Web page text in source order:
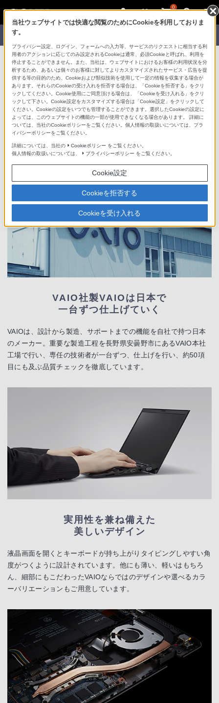
0
VAIOには、
選ばれる理由がある。
＜ソニーストアがVAIOをおすすめする理由＞
VAIO社製VAIOは日本で
一台ずつ仕上げていく
VAIOは、設計から製造、サポートまでの機能を自社で持つ日本
のメーカー。重要な製造工程を長野県安曇野市にあるVAIO本社
工場で行い、専任の技術者が一台ずつ、仕上げを行い、約50項
目にも及ぶ品質チェックを徹底しています。
実用性を兼ね備えた
美しいデザイン
液晶画面を開くとキーボードが持ち上がりタイピングしやすい角
度がつくように設計されています。他にも薄い、軽いはもちろ
ん、細部にもこだわったVAIOならではのデザインや選べるカラ
ーバリエーションもご用意しています。
当社ウェブサイトでは快適な閲覧のためにCookieを利用しておりま
す。
プライバシー設定、ログイン、フォームへの入力等、サービスのリクエストに相当する利
用者のアクションに応じてのみ設定されるCookieは通常、必須Cookieと呼ばれ、利用を
停止することができません。また、当社は、ウェブサイトにおけるお客様の利用状況を分
析するため、あるいは個々のお客様に対してよりカスタマイズされたサービス・広告を提
供する等の目的のため、Cookieおよび類似技術を使用して一定の情報を収集する場合が
あります。それらのCookieの受け入れを拒否する場合は、「Cookieを拒否する」をクリ
ックしてください。Cookie使用にご同意頂ける場合は、「Cookieを受け入れる」をクリ
ックして下さい。Cookie設定をカスタマイズする場合は「Cookie設定」をクリックして
ください。Cookieの設定をいつでも管理することができます。選択したCookieの設定に
よっては、このウェブサイトの機能の一部が使用できなくなる場合があります。 詳細に
ついては、当社のCookieポリシーをご覧ください。個人情報の取扱いについては、プラ
イバシーポリシーをご覧ください。
詳細については、当社の Cookieポリシー をご覧ください。
個人情報の取扱いについては、
プライバシーポリシー をご覧ください。
Cookie設定
Cookieを拒否する
Cookieを受け入れる